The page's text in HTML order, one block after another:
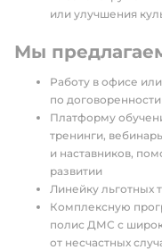
или улучшения
Мы
Работу в офисе
по
Платформу
тренинги,
и наставников,
развитии
Линейку льготных
Комплексную
полис ДМС с
от несчастных